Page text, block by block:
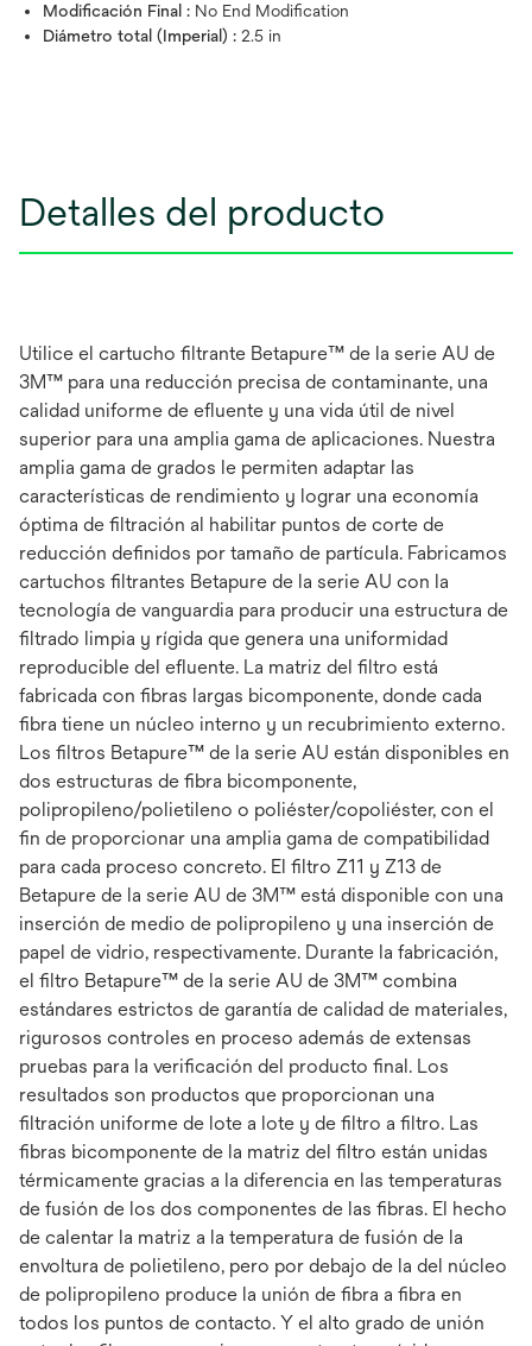
Modificación Final : No End Modification
Diámetro total (Imperial) : 2.5 in
Detalles del producto
Utilice el cartucho filtrante Betapure™ de la serie AU de
3M™ para una reducción precisa de contaminante, una
calidad uniforme de efluente y una vida útil de nivel
superior para una amplia gama de aplicaciones. Nuestra
amplia gama de grados le permiten adaptar las
características de rendimiento y lograr una economía
óptima de filtración al habilitar puntos de corte de
reducción definidos por tamaño de partícula. Fabricamos
cartuchos filtrantes Betapure de la serie AU con la
tecnología de vanguardia para producir una estructura de
filtrado limpia y rígida que genera una uniformidad
reproducible del efluente. La matriz del filtro está
fabricada con fibras largas bicomponente, donde cada
fibra tiene un núcleo interno y un recubrimiento externo.
Los filtros Betapure™ de la serie AU están disponibles en
dos estructuras de fibra bicomponente,
polipropileno/polietileno o poliéster/copoliéster, con el
fin de proporcionar una amplia gama de compatibilidad
para cada proceso concreto. El filtro Z11 y Z13 de
Betapure de la serie AU de 3M™ está disponible con una
inserción de medio de polipropileno y una inserción de
papel de vidrio, respectivamente. Durante la fabricación,
el filtro Betapure™ de la serie AU de 3M™ combina
estándares estrictos de garantía de calidad de materiales,
rigurosos controles en proceso además de extensas
pruebas para la verificación del producto final. Los
resultados son productos que proporcionan una
filtración uniforme de lote a lote y de filtro a filtro. Las
fibras bicomponente de la matriz del filtro están unidas
térmicamente gracias a la diferencia en las temperaturas
de fusión de los dos componentes de las fibras. El hecho
de calentar la matriz a la temperatura de fusión de la
envoltura de polietileno, pero por debajo de la del núcleo
de polipropileno produce la unión de fibra a fibra en
todos los puntos de contacto. Y el alto grado de unión